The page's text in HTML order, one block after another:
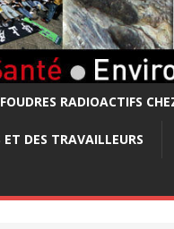
RADIOACTIFS
DES TRAVAILLEURS